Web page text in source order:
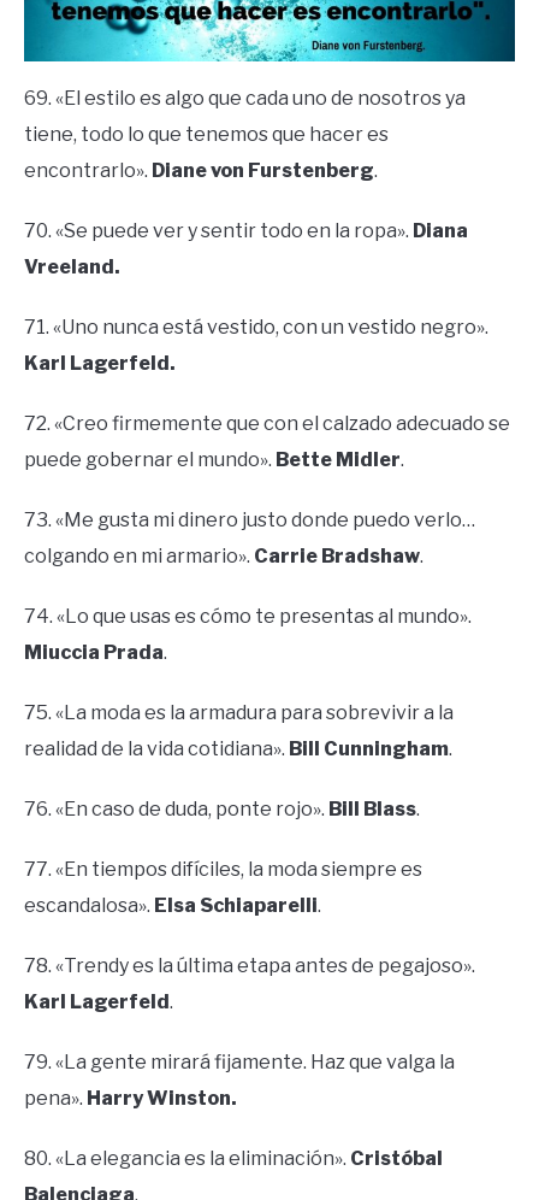
69. «El estilo es algo que cada uno de nosotros ya
tiene, todo lo que tenemos que hacer es
encontrarlo». Diane von Furstenberg.
70. «Se puede ver y sentir todo en la ropa». Diana
Vreeland.
71. «Uno nunca está vestido, con un vestido negro».
Karl Lagerfeld.
72. «Creo firmemente que con el calzado adecuado se
puede gobernar el mundo». Bette Midler.
73. «Me gusta mi dinero justo donde puedo verlo…
colgando en mi armario». Carrie Bradshaw.
74. «Lo que usas es cómo te presentas al mundo».
Miuccia Prada.
75. «La moda es la armadura para sobrevivir a la
realidad de la vida cotidiana». Bill Cunningham.
76. «En caso de duda, ponte rojo». Bill Blass.
77. «En tiempos difíciles, la moda siempre es
escandalosa». Elsa Schiaparelli.
78. «Trendy es la última etapa antes de pegajoso».
Karl Lagerfeld.
79. «La gente mirará fijamente. Haz que valga la
pena». Harry Winston.
80. «La elegancia es la eliminación». Cristóbal
Balenciaga.